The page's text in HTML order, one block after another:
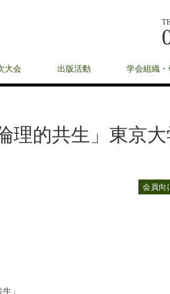
大会 出版活動 学会組織
的共生」東京大
会員向
」